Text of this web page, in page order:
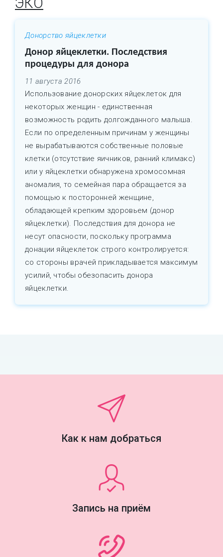
Донорство яйцеклетки
Донор яйцеклетки. Последствия
процедуры для донора
11 августа 2016
Использование донорских яйцеклеток для
некоторых женщин - единственная
возможность родить долгожданного малыша.
Если по определенным причинам у женщины
не вырабатываются собственные половые
клетки (отсутствие яичников, ранний климакс)
или у яйцеклетки обнаружена хромосомная
аномалия, то семейная пара обращается за
помощью к посторонней женщине,
обладающей крепким здоровьем (донор
яйцеклетки). Последствия для донора не
несут опасности, поскольку программа
донации яйцеклеток строго контролируется:
со стороны врачей прикладывается максимум
усилий, чтобы обезопасить донора
яйцеклетки.
Как к нам добраться
Запись на приём